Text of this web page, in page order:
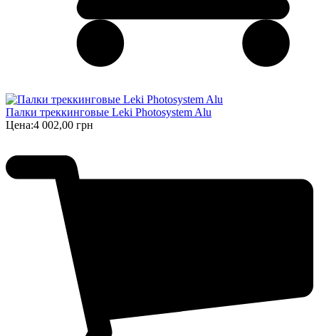
Палки треккинговые Leki Photosystem Alu
Цена:4 002,00 грн